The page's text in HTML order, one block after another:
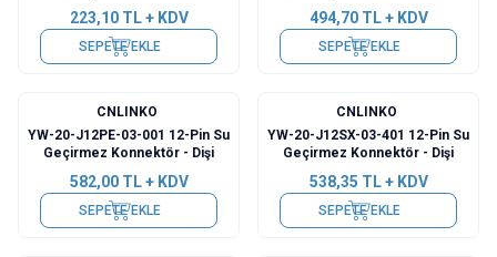
223,10TL + KDV
SEPETE EKLE
494,70TL + KDV
SEPETE EKLE
CNLINKO
YW-20-J12PE-03-001 12-Pin Su
Geçirmez Konnektör - Dişi
582,00TL + KDV
SEPETE EKLE
CNLINKO
YW-20-J12SX-03-401 12-Pin Su
Geçirmez Konnektör - Dişi
538,35 TL + KDV
SEPETE EKLE